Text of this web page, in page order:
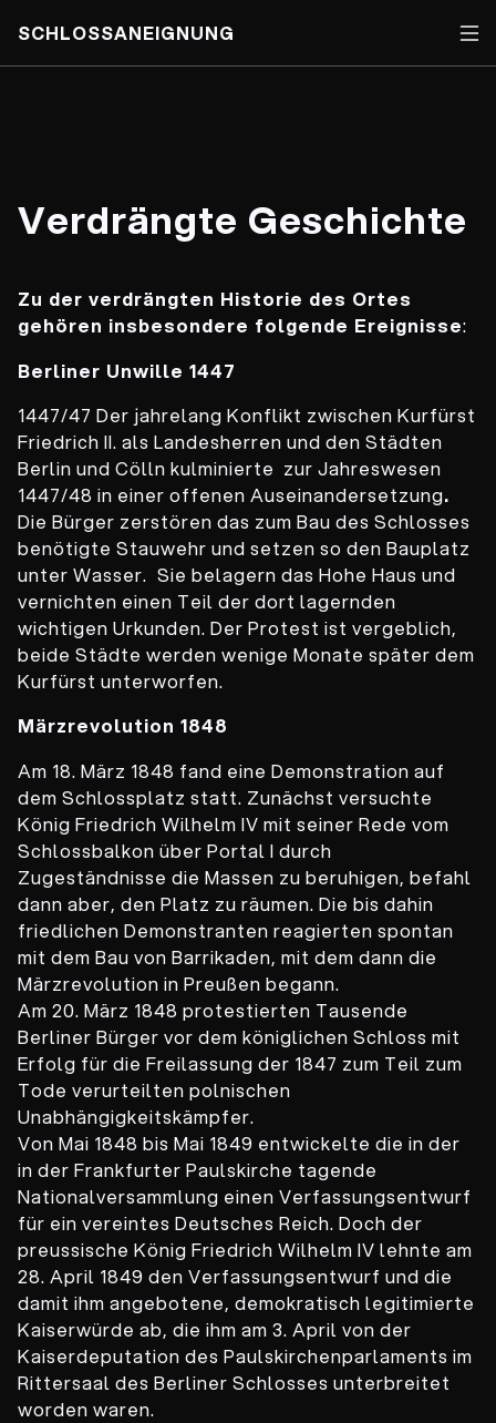
SCHLOSSANEIGNUNG
Verdrängte Geschichte
Zu der verdrängten Historie des Ortes
gehören insbesondere folgende Ereignisse:
Berliner Unwille 1447
1447/47 Der jahrelang Konflikt zwischen Kurfürst
Friedrich II. als Landesherren und den Städten
Berlin und Cölln kulminierte zur Jahreswesen
1447/48 in einer offenen Auseinandersetzung.
Die Bürger zerstören das zum Bau des Schlosses
benötigte Stauwehr und setzen so den Bauplatz
unter Wasser. Sie belagern das Hohe Haus und
vernichten einen Teil der dort lagernden
wichtigen Urkunden. Der Protest ist vergeblich,
beide Städte werden wenige Monate später dem
Kurfürst unterworfen.
Märzrevolution 1848
Am 18. März 1848 fand eine Demonstration auf
dem Schlossplatz statt. Zunächst versuchte
König Friedrich Wilhelm IV mit seiner Rede vom
Schlossbalkon über Portal I durch
Zugeständnisse die Massen zu beruhigen, befahl
dann aber, den Platz zu räumen. Die bis dahin
friedlichen Demonstranten reagierten spontan
mit dem Bau von Barrikaden, mit dem dann die
Märzrevolution in Preußen begann.
Am 20. März 1848 protestierten Tausende
Berliner Bürger vor dem königlichen Schloss mit
Erfolg für die Freilassung der 1847 zum Teil zum
Tode verurteilten polnischen
Unabhängigkeitskämpfer.
Von Mai 1848 bis Mai 1849 entwickelte die in der
in der Frankfurter Paulskirche tagende
Nationalversammlung einen Verfassungsentwurf
für ein vereintes Deutsches Reich. Doch der
preussische König Friedrich Wilhelm IV lehnte am
28. April 1849 den Verfassungsentwurf und die
damit ihm angebotene, demokratisch legitimierte
Kaiserwürde ab, die ihm am 3. April von der
Kaiserdeputation des Paulskirchenparlaments im
Rittersaal des Berliner Schlosses unterbreitet
worden waren.